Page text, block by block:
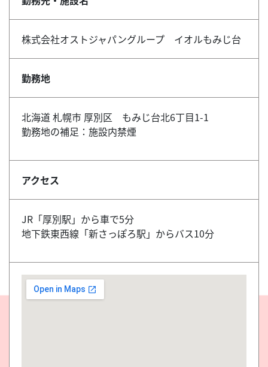
株式会社オストジャパングループ イオルもみじ台
勤務地
北海道 札幌市 厚別区 もみじ台北6丁目1-1
勤務地の補足：施設内禁煙
アクセス
JR「厚別駅」から車で5分
地下鉄東西線「新さっぽろ駅」からバス10分